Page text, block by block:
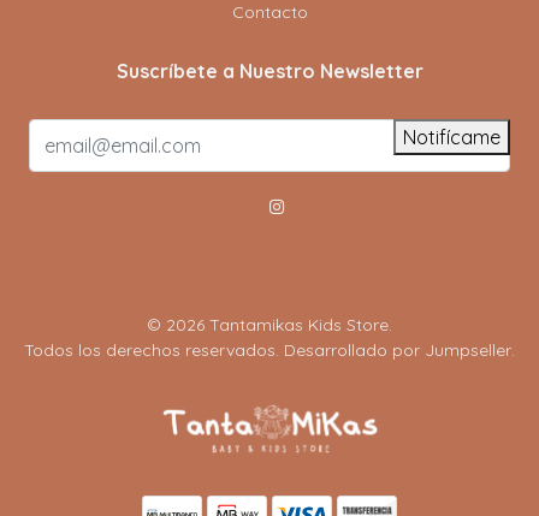
Contacto
Suscríbete a Nuestro Newsletter
Notifícame
© 2026 Tantamikas Kids Store.
Todos los derechos reservados. Desarrollado por Jumpseller.